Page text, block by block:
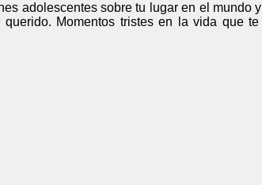
adolescentes sobre tu lugar en el mundo
Momentos tristes en la vida que